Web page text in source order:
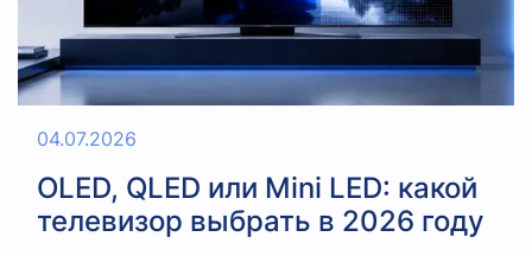
OLED, QLED или Mini LED: какой
телевизор выбрать в 2026 году
04.07.2026